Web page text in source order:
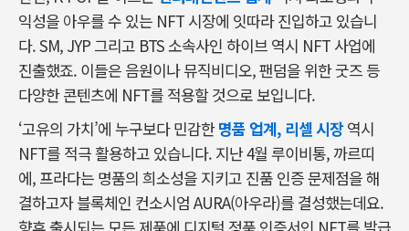
익성을 아우를 수 있는 NFT 시장에 잇따라 진입하고 있습니
다. SM, JYP 그리고 BTS 소속사인 하이브 역시 NFT 사업에
진출했죠. 이들은 음원이나 뮤직비디오, 팬덤을 위한 굿즈 등
다양한 콘텐츠에 NFT를 적용할 것으로 보입니다.
‘고유의 가치’에 누구보다 민감한명품 업계, 리셀 시장 역시
NFT를 적극 활용하고 있습니다. 지난 4월 루이비통, 까르띠
에, 프라다는 명품의 희소성을 지키고 진품 인증 문제점을 해
결하고자 블록체인 컨소시엄 AURA(아우라)를 결성했는데요.